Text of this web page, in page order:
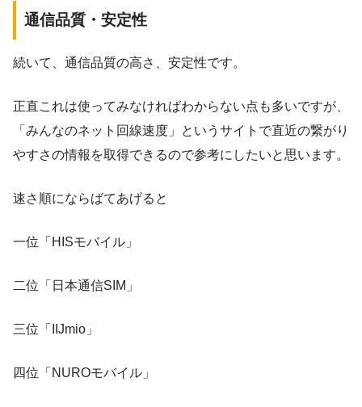
通信品質・安定性
続いて、通信品質の高さ、安定性です。
正直これは使ってみなければわからない点も多いですが、
「みんなのネット回線速度」というサイトで直近の繋がり
やすさの情報を取得できるので参考にしたいと思います。
速さ順にならばてあげると
一位「HISモバイル」
二位「日本通信SIM」
三位「IIJmio」
四位「NUROモバイル」